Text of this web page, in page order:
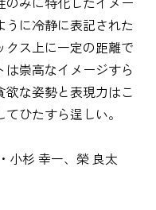
うに冷静に表記された
クス上に一定の距離で
崇高なイメージすら
な姿勢と表現力はこ
ひたすら逞しい。
小杉 幸一、榮 良太